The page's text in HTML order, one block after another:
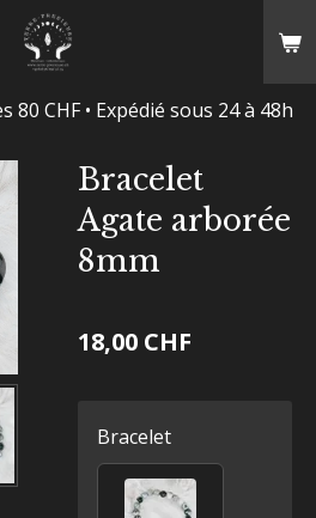
CHF • Expédié sous 24 à 48h
Bracelet
Agate arborée
8mm
18,00 CHF
Bracelet